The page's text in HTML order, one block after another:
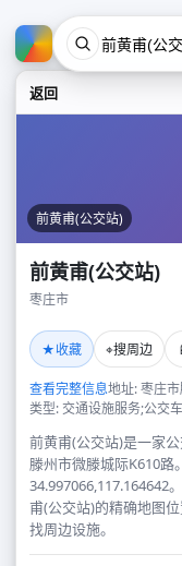
返回
前黄甫(公交站)
前黄甫(公交站)
枣庄市
★收藏 ⌖搜周边
查看完整信息地址: 枣庄
类型: 交通设施服务;公交
前黄甫(公交站)是一家
滕州市微滕城际K610路
34.997066,117.164642
甫(公交站)的精确地图
找周边设施。